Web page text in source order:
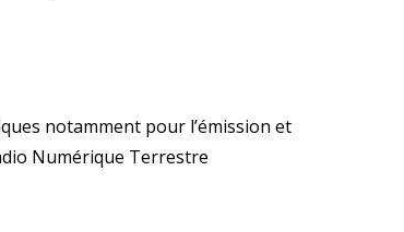
notamment pour l’émission et
Numérique Terrestre